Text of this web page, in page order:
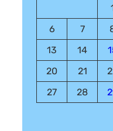
6
7
13
14
20
21
27
28